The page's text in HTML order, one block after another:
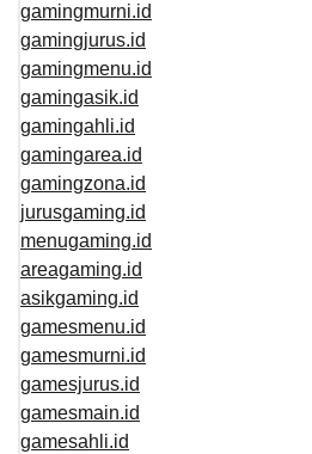
gamingmurni.id
gamingjurus.id
gamingmenu.id
gamingasik.id
gamingahli.id
gamingarea.id
gamingzona.id
jurusgaming.id
menugaming.id
areagaming.id
asikgaming.id
gamesmenu.id
gamesmurni.id
gamesjurus.id
gamesmain.id
gamesahli.id